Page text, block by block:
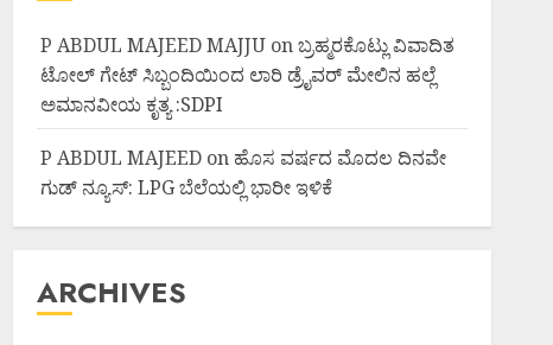
P ABDUL MAJEED MAJJUonಬ್ರಹ್ಮರಕೊಟ್ಲು ವಿವಾದಿತ
ಟೋಲ್ ಗೇಟ್ ಸಿಬ್ಬಂದಿಯಿಂದ ಲಾರಿ ಡ್ರೈವರ್ ಮೇಲಿನ ಹಲ್ಲೆ
ಅಮಾನವೀಯ ಕೃತ್ಯ :SDPI
P ABDUL MAJEEDon ಹೊಸ ವರ್ಷದ ಮೊದಲ ದಿನವೇ
ಗುಡ್ ನ್ಯೂಸ್: LPG ಬೆಲೆಯಲ್ಲಿ ಭಾರೀ ಇಳಿಕೆ
ARCHIVES